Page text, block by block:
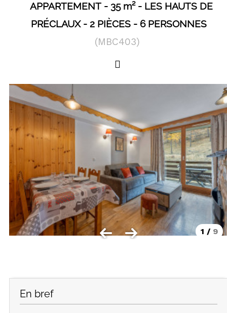
SÉJOURS & BONS PLANS
LOCALISATION
Les Orres 1650 centre station
Les Orres 1800 Bois Méan
Les Orres et ses hameaux
VISUALISER LE PLAN DES ORRES
BONS PLANS ACTIVITÉS
Carte Multi activités
Forfaits remontées mécaniques VTT
CONTACT / DEVIS
APPARTEMENT 35 m²
LES HAUTS DE
PRÉCLAUX
2 PIÈCES 6 PERSONNES
(MBC403)
1 / 9
En bref